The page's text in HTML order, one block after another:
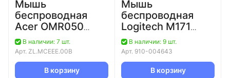
Мышь
беспроводная
Acer OMR050
черный оптич.
1600dpi беспров.
BT/Radio USB 6but
(ZL.MCEEE.00B)
В наличии: 7 шт.
Арт. ZL.MCEEE.00B
В корзину
Мышь
беспроводная
Logitech M171
черная, 3 кноп.,
1000 dpi
В наличии: 9 шт.
Арт. 910-004643
В корзину